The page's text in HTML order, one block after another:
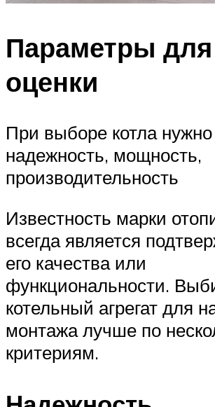
Параметры для
оценки
При выборе котла
надежность, мощность,
производительность
Известность марки
всегда является
его качества или
функциональности.
котельный агрегат для
монтажа лучше по
критериям.